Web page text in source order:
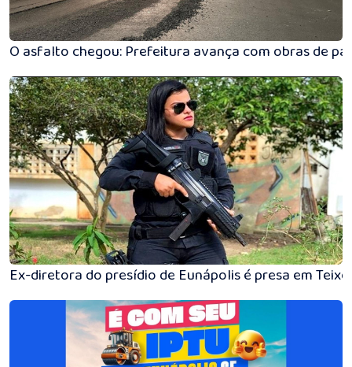
O asfalto chegou: Prefeitura avança com obras de
Ex-diretora do presídio de Eunápolis é presa em